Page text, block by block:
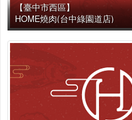
【臺中市西區】
HOME燒肉(台中綠園道店)